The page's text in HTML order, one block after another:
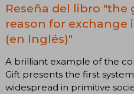
Reseña del libro
reason for exchange
(en Inglés)"
A brilliant example of the
Gift presents the first
widespread in primitive